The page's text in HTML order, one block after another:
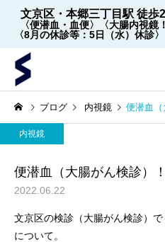
文京区・本郷三丁目駅 徒歩
〈便潜血・血便〉 〈大腸内視鏡
〈8月の休診等：5日（水）休診〉
ブログ 内視鏡 便潜血（
内視鏡
便潜血（大腸がん検診）！
2022.06.22
文京区の検診（大腸がん検診）
について。